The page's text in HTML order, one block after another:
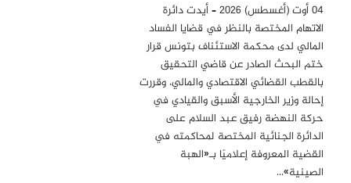
04 أوت (أغسطس) 2026 – أيدت دائرة
الاتهام المختصة بالنظر في قضايا الفساد
المالي لدى محكمة الاستئناف بتونس قرار
ختم البحث الصادر عن قاضي التحقيق
بالقطب القضائي الاقتصادي والمالي، وقررت
إحالة وزير الخارجية الأسبق والقيادي في
حركة النهضة رفيق عبد السلام على
الدائرة الجنائية المختصة لمحاكمته في
القضية المعروفة إعلاميًا بـ«الهبة
الصينية»…